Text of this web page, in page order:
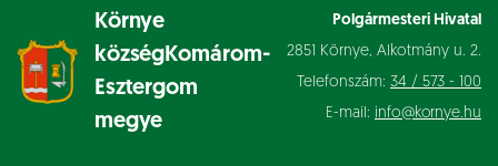
Környe
községKomárom-
Esztergom
megye
Polgármesteri Hivatal
2851 Környe, Alkotmány u. 2.
Telefonszám: 34 / 573 - 100
E-mail: info@kornye.hu